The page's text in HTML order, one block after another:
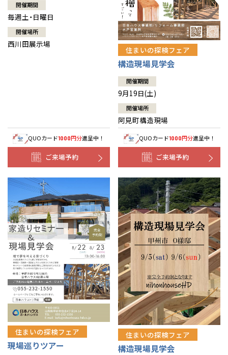
開催期間
毎週土・日曜日
開催場所
西川田展示場
QUOカード1000円分進呈中！
ご来場予約
住まいの探検フェア
構造現場見学会
開催期間
9月19日(土)
開催場所
阿見町構造現場
QUOカード1000円分進呈中！
ご来場予約
住まいの探検フェア
現場巡りツアー
住まいの探検フェア
構造現場見学会